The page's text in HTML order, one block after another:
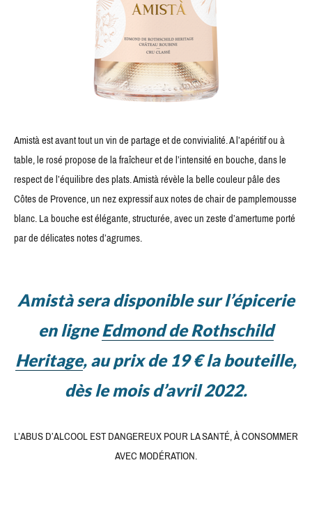
Amistà est avant tout un vin de partage et de convivialité. A l’apéritif ou à
table, le rosé propose de la fraîcheur et de l’intensité en bouche, dans le
respect de l’équilibre des plats. Amistà révèle la belle couleur pâle des
Côtes de Provence, un nez expressif aux notes de chair de pamplemousse
blanc. La bouche est élégante, structurée, avec un zeste d’amertume porté
par de délicates notes d’agrumes.
Amistà sera disponible sur l’épicerie
en ligneEdmond de Rothschild
Heritage, au prix de 19 € la bouteille,
dès le mois d’avril 2022.
L’ABUS D’ALCOOL EST DANGEREUX POUR LA SANTÉ, À CONSOMMER
AVEC MODÉRATION.